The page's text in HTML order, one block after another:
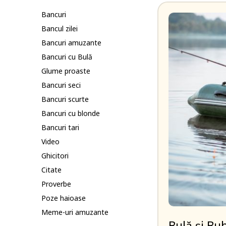
Bancuri
Bancul zilei
Bancuri amuzante
Bancuri cu Bulă
Glume proaste
Bancuri seci
Bancuri scurte
Bancuri cu blonde
Bancuri tari
Video
Ghicitori
Citate
Proverbe
Poze haioase
Meme-uri amuzante